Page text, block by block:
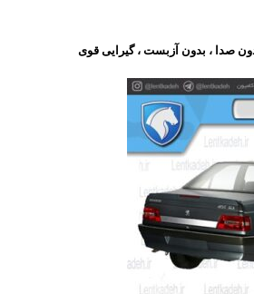
صدا ، بدون آزبست ، گیرایی قوی​